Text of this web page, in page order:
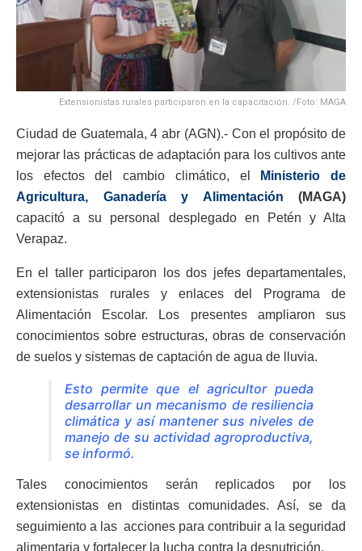
Extensionistas rurales participaron en la capacitación. /Foto: MAGA
Ciudad de Guatemala, 4 abr (AGN).- Con el propósito de
mejorar las prácticas de adaptación para los cultivos ante
los efectos del cambio climático, el
Ministerio de
Agricultura, Ganadería y Alimentación (MAGA)
capacitó a su personal desplegado en Petén y Alta
Verapaz.
En el taller participaron los dos jefes departamentales,
extensionistas rurales y enlaces del Programa de
Alimentación Escolar. Los presentes ampliaron sus
conocimientos sobre estructuras, obras de conservación
de suelos y sistemas de captación de agua de lluvia.
Esto permite que el agricultor pueda
desarrollar un mecanismo de resiliencia
climática y así mantener sus niveles de
manejo de su actividad agroproductiva,
se informó.
Tales conocimientos serán replicados por los
extensionistas en distintas comunidades. Así, se da
seguimiento a las acciones para contribuir a la seguridad
alimentaria y fortalecer la lucha contra la desnutrición.